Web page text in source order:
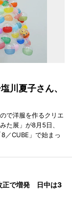
川夏子さん、
で洋服を作るクリエ
た展」が8月5日、
／CUBE」で始まっ
正で増発 日中は3